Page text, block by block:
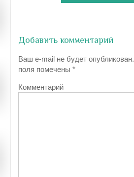
Добавить комментарий
Ваш e-mail не будет опубликован.
поля помечены*
Комментарий